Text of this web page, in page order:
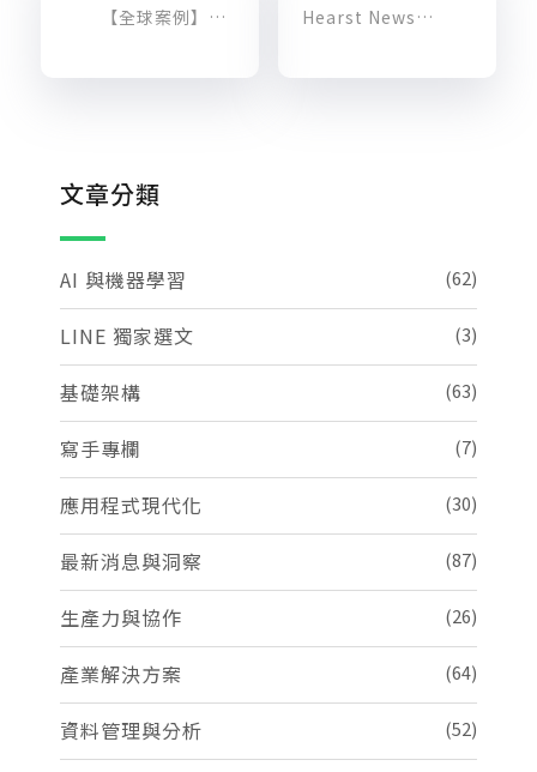
【全球案例】加快網站速度還能省成本！時裝業者 AllSaints 的電商轉型之旅
Hearst Newspapers：透過雲端機器學習與讀者深度互動
文章分類
AI 與機器學習 (62)
LINE 獨家選文 (3)
基礎架構 (63)
寫手專欄 (7)
應用程式現代化 (30)
最新消息與洞察 (87)
生產力與協作 (26)
產業解決方案 (64)
資料管理與分析 (52)